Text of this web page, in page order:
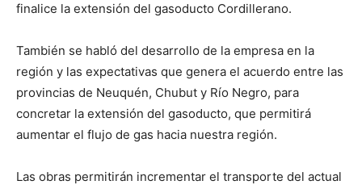
finalice la extensión del gasoducto Cordillerano.
También se habló del desarrollo de la empresa en la
región y las expectativas que genera el acuerdo entre las
provincias de Neuquén, Chubut y Río Negro, para
concretar la extensión del gasoducto, que permitirá
aumentar el flujo de gas hacia nuestra región.
Las obras permitirán incrementar el transporte del actual